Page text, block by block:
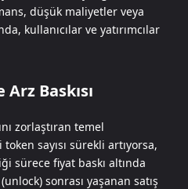
düşük maliyetler veya
kullanıcılar ve yatırımcılar
Baskısı
zorlaştıran temel
sayısı sürekli artıyorsa,
sürece fiyat baskı altında
sonrası yaşanan satış